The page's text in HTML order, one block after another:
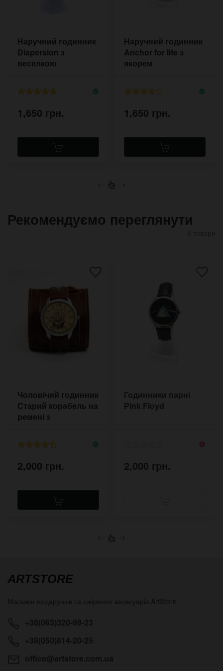
Наручний годинник
Dispersion з
веселкою
1,650 грн.
Наручний годинник
Anchor for life з
якорем
1,650 грн.
← →
Рекомендуємо переглянути
Чоловічий годинник
Старий корабель на
ремені з
2,000 грн.
Годинники парні
Pink Floyd
2,000 грн.
← →
ARTSTORE